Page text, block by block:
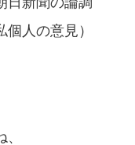
人の意見）